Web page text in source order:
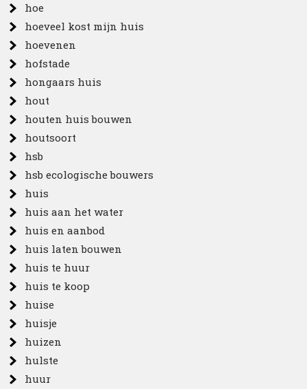
hoe
hoeveel kost mijn huis
hoevenen
hofstade
hongaars huis
hout
houten huis bouwen
houtsoort
hsb
hsb ecologische bouwers
huis
huis aan het water
huis en aanbod
huis laten bouwen
huis te huur
huis te koop
huise
huisje
huizen
hulste
huur